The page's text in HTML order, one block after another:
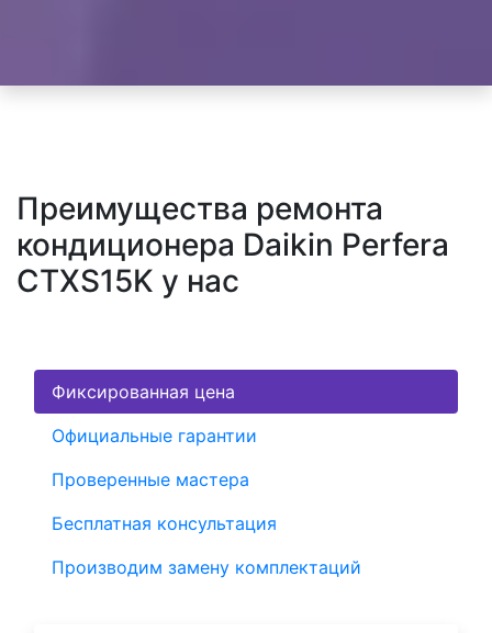
Преимущества ремонта
кондиционера Daikin Perfera
CTXS15K у нас
Фиксированная цена
Официальные гарантии
Проверенные мастера
Бесплатная консультация
Производим замену комплектаций